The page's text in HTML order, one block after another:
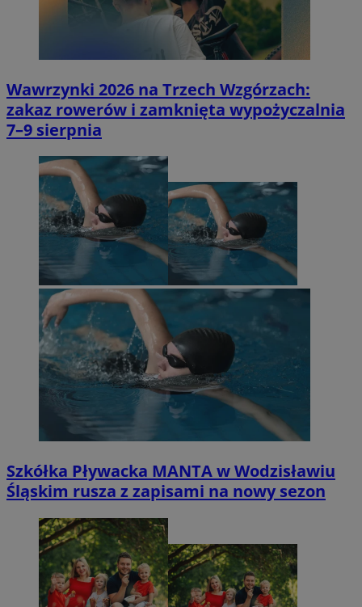
Wawrzynki 2026 na Trzech Wzgórzach:
zakaz rowerów i zamknięta wypożyczalnia
7–9 sierpnia
Szkółka Pływacka MANTA w Wodzisławiu
Śląskim rusza z zapisami na nowy sezon